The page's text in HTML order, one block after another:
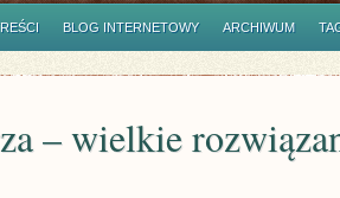
BLOG INTERNETOWY ARCHIWUM
– wielkie